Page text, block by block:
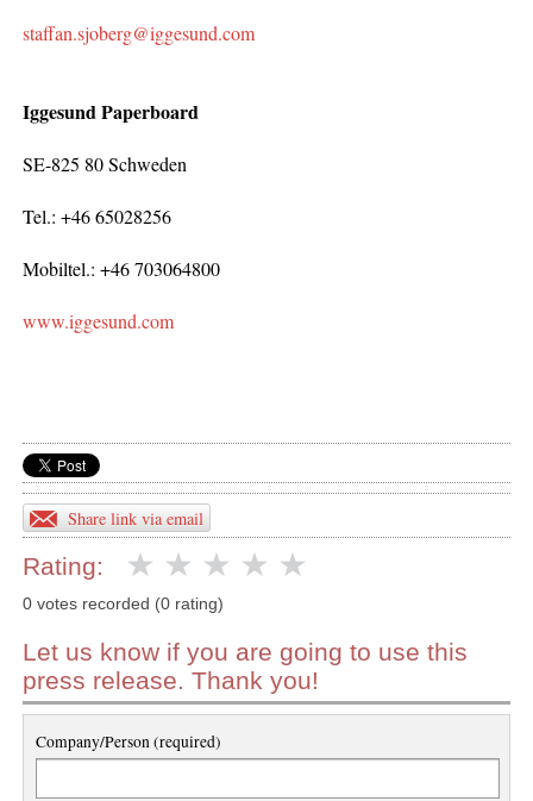
staffan.sjoberg@iggesund.com
Iggesund Paperboard
SE-825 80 Schweden
Tel.: +46 65028256
Mobiltel.: +46 703064800
www.iggesund.com
Share link via email
Rating:
0 votes recorded (0 rating)
Let us know if you are going to use this
press release. Thank you!
Company/Person (required)